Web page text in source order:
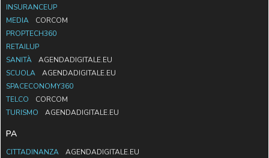
INSURANCEUP
MEDIA
CORCOM
PROPTECH360
RETAILUP
SANITÀ
AGENDADIGITALE.EU
SCUOLA
AGENDADIGITALE.EU
SPACECONOMY360
TELCO
CORCOM
TURISMO
AGENDADIGITALE.EU
PA
CITTADINANZA
AGENDADIGITALE.EU